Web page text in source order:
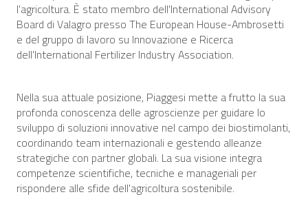
l'agricoltura. È stato membro dell'International Advisory
Board di Valagro presso The European House-Ambrosetti
e del gruppo di lavoro su Innovazione e Ricerca
dell'International Fertilizer Industry Association.
Nella sua attuale posizione, Piaggesi mette a frutto la sua
profonda conoscenza delle agroscienze per guidare lo
sviluppo di soluzioni innovative nel campo dei biostimolanti,
coordinando team internazionali e gestendo alleanze
strategiche con partner globali. La sua visione integra
competenze scientifiche, tecniche e manageriali per
rispondere alle sfide dell'agricoltura sostenibile.